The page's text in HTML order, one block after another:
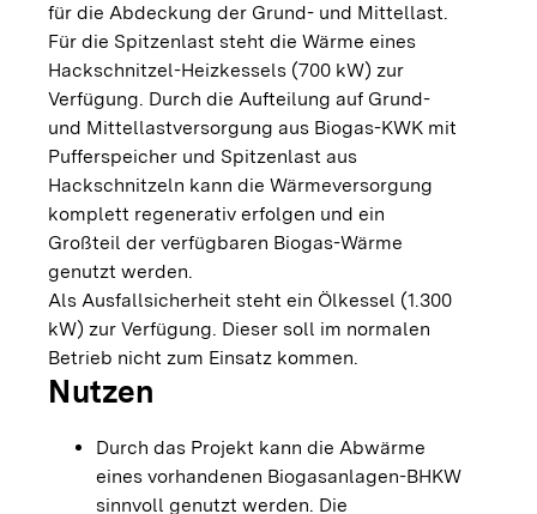
für die Abdeckung der Grund- und Mittellast.
Für die Spitzenlast steht die Wärme eines
Hackschnitzel-Heizkessels (700 kW) zur
Verfügung. Durch die Aufteilung auf Grund-
und Mittellastversorgung aus Biogas-KWK mit
Pufferspeicher und Spitzenlast aus
Hackschnitzeln kann die Wärmeversorgung
komplett regenerativ erfolgen und ein
Großteil der verfügbaren Biogas-Wärme
genutzt werden.
Als Ausfallsicherheit steht ein Ölkessel (1.300
kW) zur Verfügung. Dieser soll im normalen
Betrieb nicht zum Einsatz kommen.
Nutzen
Durch das Projekt kann die Abwärme
eines vorhandenen Biogasanlagen-BHKW
sinnvoll genutzt werden. Die